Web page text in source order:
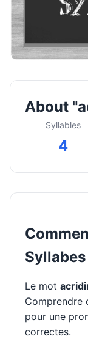
About
Syllables
4
Syllabes
Le mot
Comprendre
pour une
correctes.